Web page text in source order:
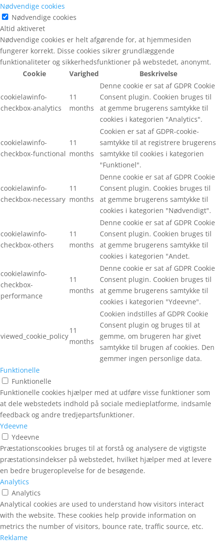
Nødvendige cookies
Nødvendige cookies
Altid aktiveret
Nødvendige cookies er helt afgørende for, at hjemmesiden
fungerer korrekt. Disse cookies sikrer grundlæggende
funktionaliteter og sikkerhedsfunktioner på webstedet, anonymt.
Cookie
Varighed Beskrivelse
cookielawinfo-
checkbox-analytics
11
months
Denne cookie er sat af GDPR Cookie
Consent plugin. Cookien bruges til
at gemme brugerens samtykke til
cookies i kategorien "Analytics".
cookielawinfo-
checkbox-functional
11
months
Cookien er sat af GDPR-cookie-
samtykke til at registrere brugerens
samtykke til cookies i kategorien
"Funktionel".
cookielawinfo-
checkbox-necessary
11
months
Denne cookie er sat af GDPR Cookie
Consent plugin. Cookies bruges til
at gemme brugerens samtykke til
cookies i kategorien "Nødvendigt".
cookielawinfo-
checkbox-others
11
months
Denne cookie er sat af GDPR Cookie
Consent plugin. Cookien bruges til
at gemme brugerens samtykke til
cookies i kategorien "Andet.
cookielawinfo-
checkbox-
performance
11
months
Denne cookie er sat af GDPR Cookie
Consent plugin. Cookien bruges til
at gemme brugerens samtykke til
cookies i kategorien "Ydeevne".
viewed_cookie_policy
11
months
Cookien indstilles af GDPR Cookie
Consent plugin og bruges til at
gemme, om brugeren har givet
samtykke til brugen af cookies. Den
gemmer ingen personlige data.
Funktionelle
Funktionelle
Funktionelle cookies hjælper med at udføre visse funktioner som
at dele webstedets indhold på sociale medieplatforme, indsamle
feedback og andre tredjepartsfunktioner.
Ydeevne
Ydeevne
Præstationscookies bruges til at forstå og analysere de vigtigste
præstationsindekser på webstedet, hvilket hjælper med at levere
en bedre brugeroplevelse for de besøgende.
Analytics
Analytics
Analytical cookies are used to understand how visitors interact
with the website. These cookies help provide information on
metrics the number of visitors, bounce rate, traffic source, etc.
Reklame